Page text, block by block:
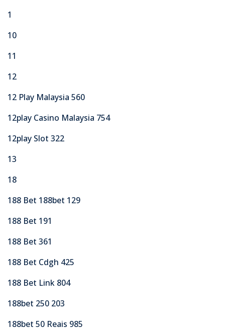
1
10
11
12
12 Play Malaysia 560
12play Casino Malaysia 754
12play Slot 322
13
18
188 Bet 188bet 129
188 Bet 191
188 Bet 361
188 Bet Cdgh 425
188 Bet Link 804
188bet 250 203
188bet 50 Reais 985